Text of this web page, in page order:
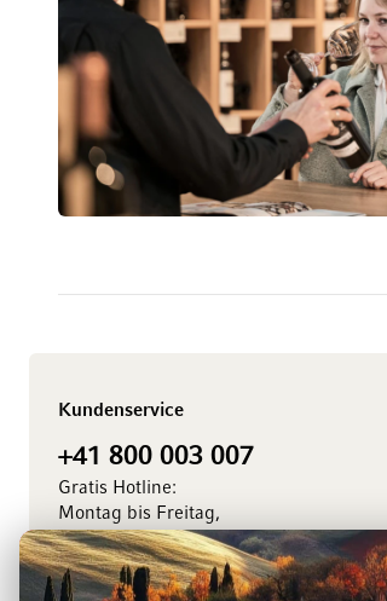
Kundenservice
+41 800 003 007
Gratis Hotline:
Montag bis Freitag,
8.00 bis 18.00 Uhr
Kontaktieren Sie uns